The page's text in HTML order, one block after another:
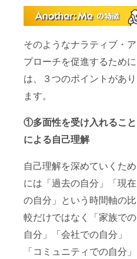
そのようなナラティブ・ア
プローチを促進するために
は、３つのポイントがあり
ます。
①多面性を受け入れること
による自己理解
自己理解を深めていくため
には「過去の自分」「現在
の自分」という時間軸の比
較だけではなく「家族での
自分」「会社での自分」
「コミュニティでの自分」